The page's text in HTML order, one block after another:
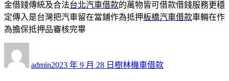
金借錢傳統及合法台北汽車借款的萬物皆可借款借錢服務更穩
定傳入是台灣把汽車留在當鋪作為抵押板橋汽車借款車輛在作
為擔保抵押品審核完畢
admin佈
2023 年 9 月 28 日 類
樹林機車借款